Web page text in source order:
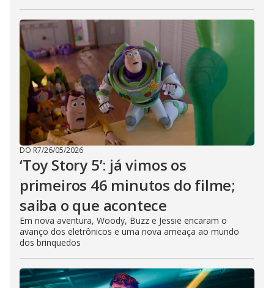
DO R7/26/05/2026
‘Toy Story 5’: já vimos os
primeiros 46 minutos do filme;
saiba o que acontece
Em nova aventura, Woody, Buzz e Jessie encaram o
avanço dos eletrônicos e uma nova ameaça ao mundo
dos brinquedos